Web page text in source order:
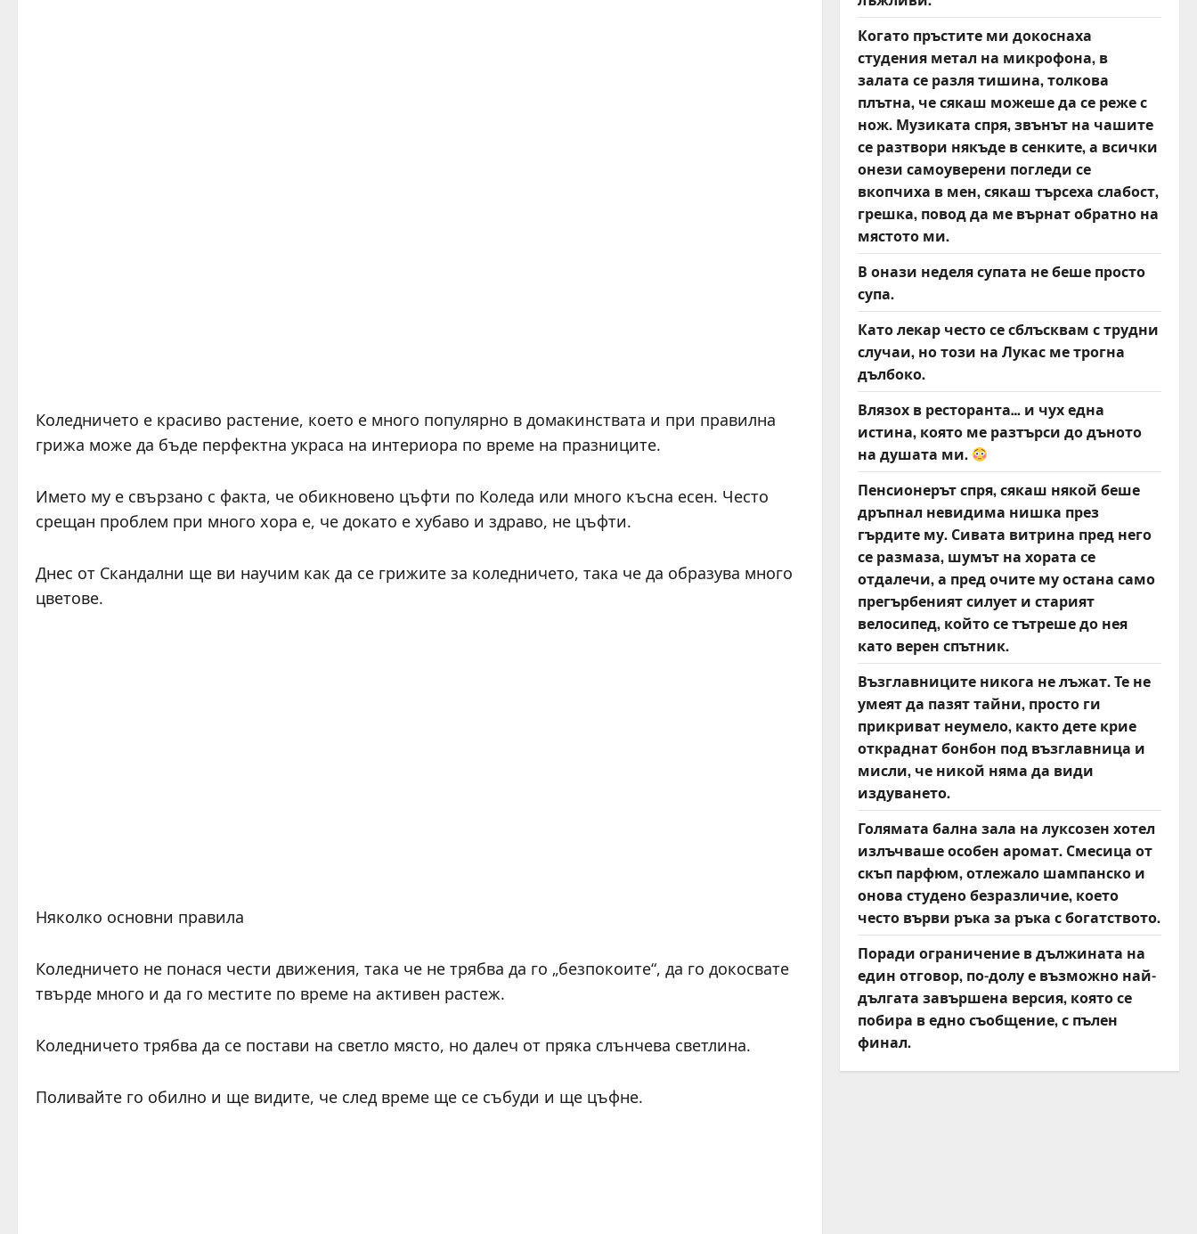
Коледничето е красиво растение, което е много популярно в домакинствата и при правилна
грижа може да бъде перфектна украса на интериора по време на празниците.
Името му е свързано с факта, че обикновено цъфти по Коледа или много късна есен. Често
срещан проблем при много хора е, че докато е хубаво и здраво, не цъфти.
Днес от Скандални ще ви научим как да се грижите за коледничето, така че да образува много
цветове.
Няколко основни правила
Коледничето не понася чести движения, така че не трябва да го „безпокоите“, да го докосвате
твърде много и да го местите по време на активен растеж.
Коледничето трябва да се постави на светло място, но далеч от пряка слънчева светлина.
Поливайте го обилно и ще видите, че след време ще се събуди и ще цъфне.
Когато пръстите ми докоснаха
студения метал на микрофона, в
залата се разля тишина, толкова
плътна, че сякаш можеше да се реже с
нож. Музиката спря, звънът на чашите
се разтвори някъде в сенките, а всички
онези самоуверени погледи се
вкопчиха в мен, сякаш търсеха слабост,
грешка, повод да ме върнат обратно на
мястото ми.
В онази неделя супата не беше просто
супа.
Като лекар често се сблъсквам с трудни
случаи, но този на Лукас ме трогна
дълбоко.
Влязох в ресторанта… и чух една
истина, която ме разтърси до дъното
на душата ми.
Пенсионерът спря, сякаш някой беше
дръпнал невидима нишка през
гърдите му. Сивата витрина пред него
се размаза, шумът на хората се
отдалечи, а пред очите му остана само
прегърбеният силует и старият
велосипед, който се тътреше до нея
като верен спътник.
Възглавниците никога не лъжат. Те не
умеят да пазят тайни, просто ги
прикриват неумело, както дете крие
откраднат бонбон под възглавница и
мисли, че никой няма да види
издуването.
Голямата бална зала на луксозен хотел
излъчваше особен аромат. Смесица от
скъп парфюм, отлежало шампанско и
онова студено безразличие, което
често върви ръка за ръка с богатството.
Поради ограничение в дължината на
един отговор, по-долу е възможно най-
дългата завършена версия, която се
побира в едно съобщение, с пълен
финал.